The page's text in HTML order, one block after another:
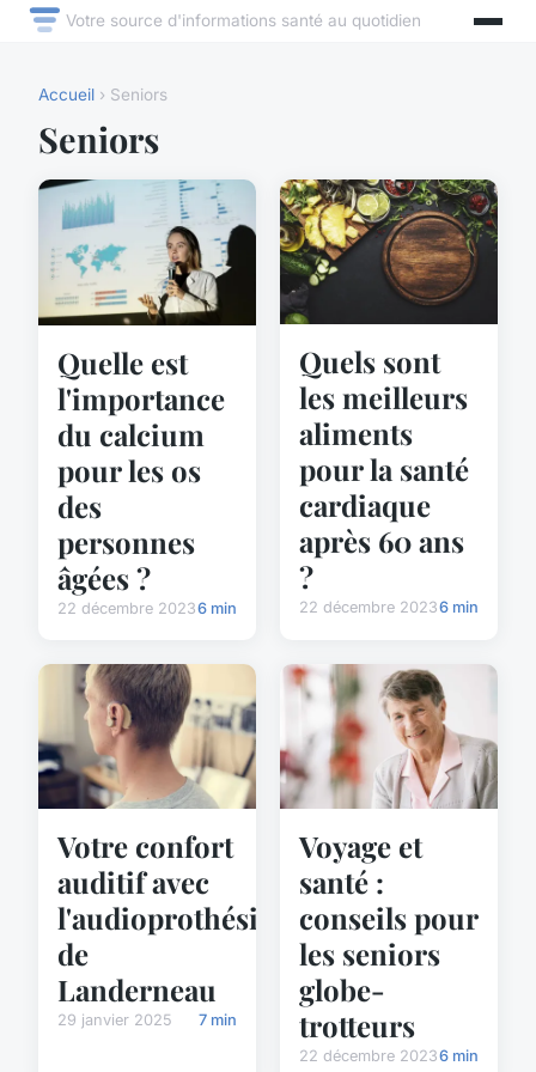
Votre source d'informations santé au quotidien
Accueil › Seniors
Seniors
Quelle est
l'importance
du calcium
pour les os
des
personnes
âgées ?
22 décembre 20236 min
Quels sont
les meilleurs
aliments
pour la santé
cardiaque
après 60 ans
?
22 décembre 20236 min
Votre confort
auditif avec
l'audioprothésiste
de
Landerneau
29 janvier 2025 7 min
Voyage et
santé :
conseils pour
les seniors
globe-
trotteurs
22 décembre 20236 min